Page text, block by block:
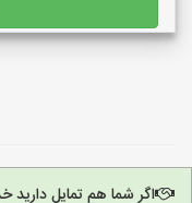
اگر شما هم تمایل دارید